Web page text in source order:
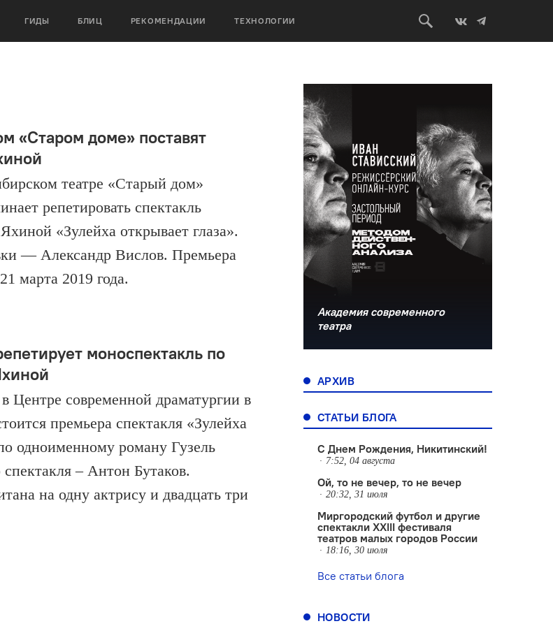
ГИДЫ БЛИЦ РЕКОМЕНДАЦИИ ТЕХНОЛОГИИ
«Старом доме» поставят
театре «Старый дом»
репетировать спектакль
«Зулейха открывает глаза».
— Александр Вислов. Премьера
марта 2019 года.
моноспектакль по
Центре современной драматургии в
премьера спектакля «Зулейха
одноименному роману Гузель
– Антон Бутаков.
на одну актрису и двадцать три
Академия современного
театра
АРХИВ
СТАТЬИ БЛОГА
С Днем Рождения, Никитинский!
7:52, 04 августа
Ой, то не вечер, то не вечер
20:32, 31 июля
Миргородский футбол и другие
спектакли XXIII фестиваля
театров малых городов России
18:16, 30 июля
Все статьи блога
НОВОСТИ